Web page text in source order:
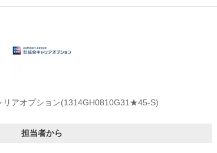
リアオプション(1314GH0810G31★45-S)
担当者から